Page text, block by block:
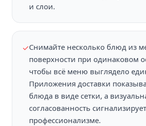
и слои.
✓Снимайте несколько блюд из
поверхности при одинаковом
чтобы всё меню выглядело
Приложения доставки
блюда в виде сетки, а
согласованность
профессионализме.